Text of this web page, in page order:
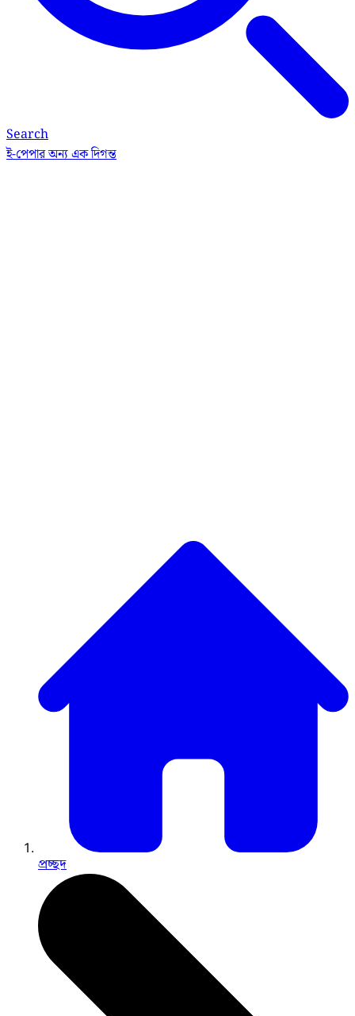
Search
ই-পেপারঅন্য এক দিগন্ত
প্রচ্ছদ